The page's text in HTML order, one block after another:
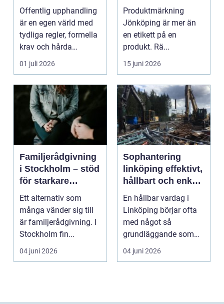
möter affär
Offentlig upphandling
är en egen värld med
tydliga regler, formella
krav och hårda
tidsfrister. För ...
01 juli 2026
underlättar
vardagen
Produktmärkning
Jönköping är mer än
en etikett på en
produkt. Rä...
15 juni 2026
Familjerådgivning
i Stockholm – stöd
för starkare
relationer
Ett alternativ som
många vänder sig till
är familjerådgivning. I
Stockholm fin...
04 juni 2026
Sophantering
linköping effektivt,
hållbart och enkelt
i praktiken
En hållbar vardag i
Linköping börjar ofta
med något så
grundläggande som
hur sopor hanteras.
För mån...
04 juni 2026